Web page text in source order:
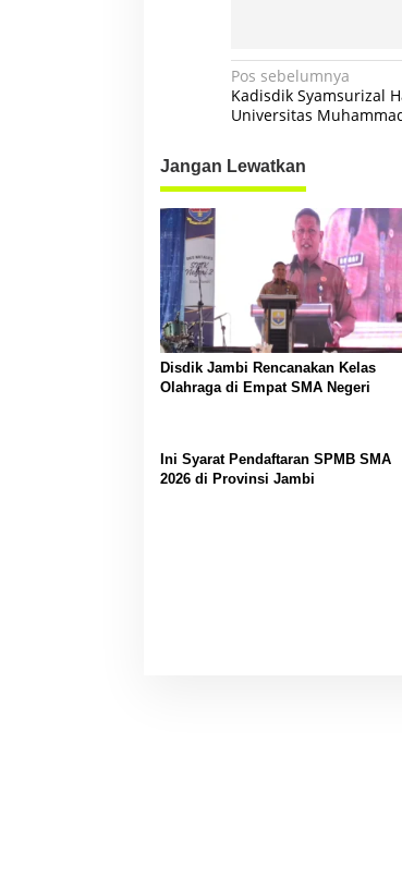
N
a
i
o
s
Pos sebelumnya
Kadisdik Syamsurizal
Universitas
Jangan Lewatkan
Disdik Jambi Rencanakan Kelas
Olahraga di Empat SMA Negeri
Ini Syarat Pendaftaran SPMB SMA
2026 di Provinsi Jambi